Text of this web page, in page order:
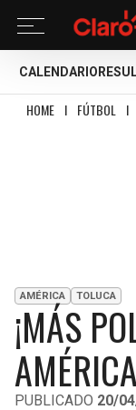
CALENDARIO
HOME I FÚTBOL I
AMÉRICA TOLUCA
¡MÁS
PUBLICADO 20/